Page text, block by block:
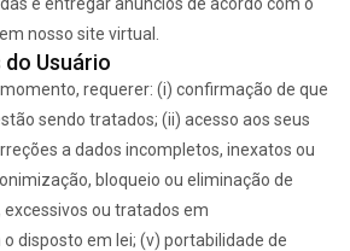
nosso site virtual.
Usuário
requerer: (i) confirmação de que
sendo tratados; (ii) acesso aos seus
a dados incompletos, inexatos ou
bloqueio ou eliminação de
ou tratados em
disposto em lei; (v) portabilidade de